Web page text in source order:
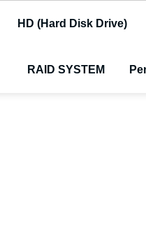
HD (Hard Disk Drive)
RAID SYSTEM